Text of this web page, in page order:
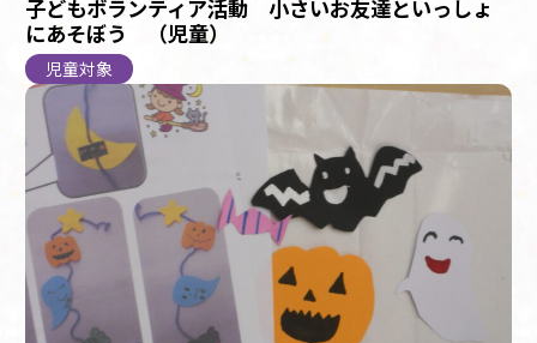
子どもボランティア活動 小さいお友達といっしょ
にあそぼう （児童）
児童対象